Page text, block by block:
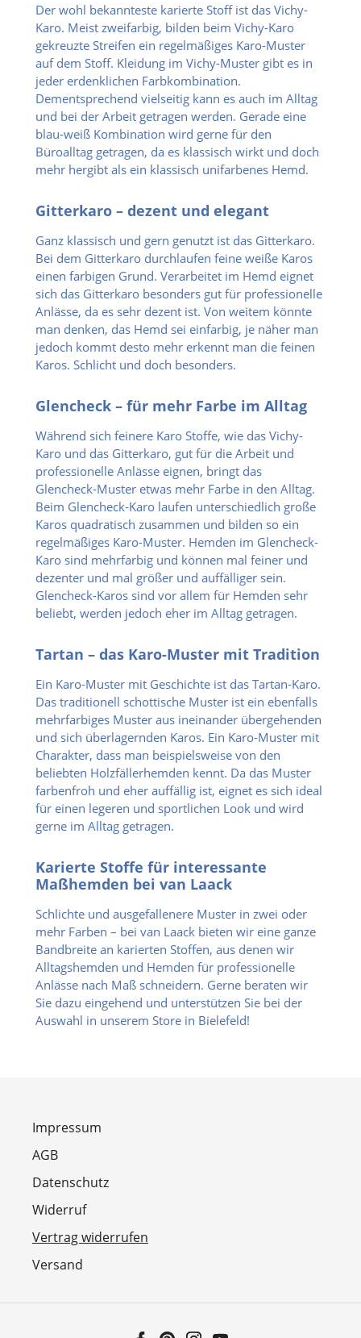
Der wohl bekannteste karierte Stoff ist das Vichy-
Karo. Meist zweifarbig, bilden beim Vichy-Karo
gekreuzte Streifen ein regelmäßiges Karo-Muster
auf dem Stoff. Kleidung im Vichy-Muster gibt es in
jeder erdenklichen Farbkombination.
Dementsprechend vielseitig kann es auch im Alltag
und bei der Arbeit getragen werden. Gerade eine
blau-weiß Kombination wird gerne für den
Büroalltag getragen, da es klassisch wirkt und doch
mehr hergibt als ein klassisch unifarbenes Hemd.
Gitterkaro – dezent und elegant
Ganz klassisch und gern genutzt ist das Gitterkaro.
Bei dem Gitterkaro durchlaufen feine weiße Karos
einen farbigen Grund. Verarbeitet im Hemd eignet
sich das Gitterkaro besonders gut für professionelle
Anlässe, da es sehr dezent ist. Von weitem könnte
man denken, das Hemd sei einfarbig, je näher man
jedoch kommt desto mehr erkennt man die feinen
Karos. Schlicht und doch besonders.
Glencheck – für mehr Farbe im Alltag
Während sich feinere Karo Stoffe, wie das Vichy-
Karo und das Gitterkaro, gut für die Arbeit und
professionelle Anlässe eignen, bringt das
Glencheck-Muster etwas mehr Farbe in den Alltag.
Beim Glencheck-Karo laufen unterschiedlich große
Karos quadratisch zusammen und bilden so ein
regelmäßiges Karo-Muster. Hemden im Glencheck-
Karo sind mehrfarbig und können mal feiner und
dezenter und mal größer und auffälliger sein.
Glencheck-Karos sind vor allem für Hemden sehr
beliebt, werden jedoch eher im Alltag getragen.
Tartan – das Karo-Muster mit Tradition
Ein Karo-Muster mit Geschichte ist das Tartan-Karo.
Das traditionell schottische Muster ist ein ebenfalls
mehrfarbiges Muster aus ineinander übergehenden
und sich überlagernden Karos. Ein Karo-Muster mit
Charakter, dass man beispielsweise von den
beliebten Holzfällerhemden kennt. Da das Muster
farbenfroh und eher auffällig ist, eignet es sich ideal
für einen legeren und sportlichen Look und wird
gerne im Alltag getragen.
Karierte Stoffe für interessante
Maßhemden bei van Laack
Schlichte und ausgefallenere Muster in zwei oder
mehr Farben – bei van Laack bieten wir eine ganze
Bandbreite an karierten Stoffen, aus denen wir
Alltagshemden und Hemden für professionelle
Anlässe nach Maß schneidern. Gerne beraten wir
Sie dazu eingehend und unterstützen Sie bei der
Auswahl in unserem Store in Bielefeld!
Impressum
AGB
Datenschutz
Widerruf
Vertrag widerrufen
Versand